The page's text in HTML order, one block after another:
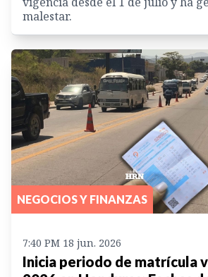
malestar.
NEGOCIOS Y FINANZAS
7:40 PM 18 jun. 2026
Inicia periodo de matrícula